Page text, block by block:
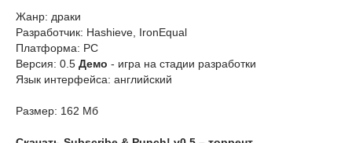
Жанр: драки
Разработчик: Hashieve, IronEqual
Платформа: PC
Версия: 0.5 Демо - игра на стадии разработки
Язык интерфейса: английский
Размер: 162 Мб